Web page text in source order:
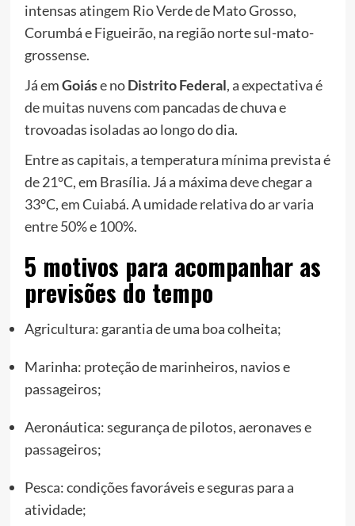
intensas atingem Rio Verde de Mato Grosso,
Corumbá e Figueirão, na região norte sul-mato-
grossense.
Já emGoiáse noDistrito Federal, a expectativa é
de muitas nuvens com pancadas de chuva e
trovoadas isoladas ao longo do dia.
Entre as capitais, a temperatura mínima prevista é
de 21°C, em Brasília. Já a máxima deve chegar a
33°C, em Cuiabá. A umidade relativa do ar varia
entre 50% e 100%.
5 motivos para acompanhar as
previsões do tempo
Agricultura: garantia de uma boa colheita;
Marinha: proteção de marinheiros, navios e
passageiros;
Aeronáutica: segurança de pilotos, aeronaves e
passageiros;
Pesca: condições favoráveis e seguras para a
atividade;